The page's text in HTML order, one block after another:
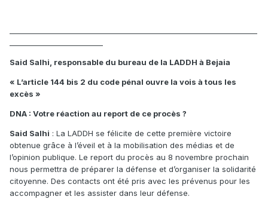
Said Salhi, responsable du bureau de la LADDH à Bejaia
« L’article 144 bis 2 du code pénal ouvre la vois à tous les
excès »
DNA : Votre réaction au report de ce procès ?
Said Salhi : La LADDH se félicite de cette première victoire
obtenue grâce à l’éveil et à la mobilisation des médias et de
l’opinion publique. Le report du procès au 8 novembre prochain
nous permettra de préparer la défense et d’organiser la solidarité
citoyenne. Des contacts ont été pris avec les prévenus pour les
accompagner et les assister dans leur défense.